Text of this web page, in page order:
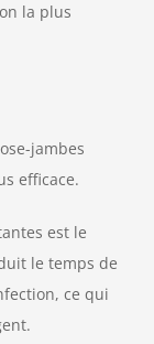
la plus
jambes
efficace.
est le
le temps de
ce qui